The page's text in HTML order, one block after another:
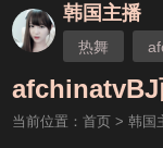
韩国主播
热舞
afchinatvBJ
当前位置： 首页> 韩国
本